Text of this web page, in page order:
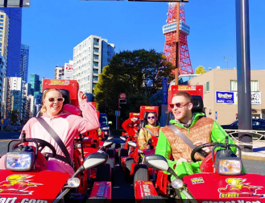
Soalan Lazim
Tempahan
Tukar Kedai
Tokyo Shinagawa Tokyo Akihabara#1
Tokyo Akihabara#2 Tokyo Shibuya
Tokyo Shibuya Annex Tokyo Bay
Tokyo Asakusa Osaka
Okinawa